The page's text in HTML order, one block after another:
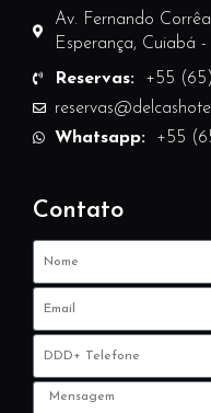
Av. Fernando
Esperança, Cuiabá
Reservas: +55 (65)
Whatsapp: +55
Contato